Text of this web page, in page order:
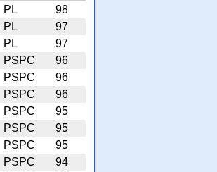
PL
98
PL
97
PL
97
PSPC
96
PSPC
96
PSPC
96
PSPC
95
PSPC
95
PSPC
95
PSPC
94